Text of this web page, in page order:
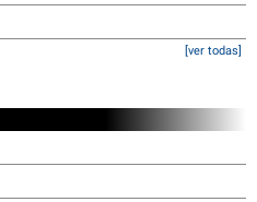
[ver todas]